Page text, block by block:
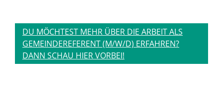
DU MÖCHTEST MEHR ÜBER DIE ARBEIT ALS
GEMEINDEREFERENT (M/W/D) ERFAHREN?
DANN SCHAU HIER VORBEI!